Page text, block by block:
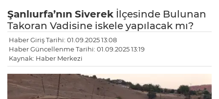
Şanlıurfa’nın Siverek İlçesinde Bulunan
Takoran Vadisine iskele yapılacak mı?
Haber Giriş Tarihi: 01.09.2025 13:08
Haber Güncellenme Tarihi: 01.09.2025 13:19
Kaynak: Haber Merkezi